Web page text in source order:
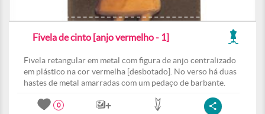
Fivela de cinto [anjo vermelho - 1]
Fivela retangular em metal com figura de anjo centralizado
em plástico na cor vermelha [desbotado]. No verso há duas
hastes de metal amarradas com um pedaço de barbante.
0